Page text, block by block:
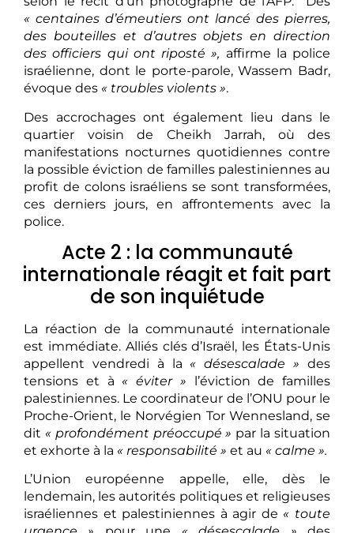
« centaines d’émeutiers ont lancé des pierres,
des bouteilles et d’autres objets en direction
des officiers qui ont riposté », affirme la police
israélienne, dont le porte-parole, Wassem Badr,
évoque des « troubles violents ».
Des accrochages ont également lieu dans le
quartier voisin de Cheikh Jarrah, où des
manifestations nocturnes quotidiennes contre
la possible éviction de familles palestiniennes au
profit de colons israéliens se sont transformées,
ces derniers jours, en affrontements avec la
police.
Acte 2 : la communauté
internationale réagit et fait part
de son inquiétude
La réaction de la communauté internationale
est immédiate. Alliés clés d’Israël, les États-Unis
appellent vendredi à la « désescalade » des
tensions et à « éviter » l’éviction de familles
palestiniennes. Le coordinateur de l’ONU pour le
Proche-Orient, le Norvégien Tor Wennesland, se
dit « profondément préoccupé » par la situation
et exhorte à la « responsabilité » et au « calme ».
L’Union européenne appelle, elle, dès le
lendemain, les autorités politiques et religieuses
israéliennes et palestiniennes à agir de « toute